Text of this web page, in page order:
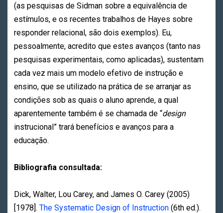
(as pesquisas de Sidman sobre a equivalência de
estímulos, e os recentes trabalhos de Hayes sobre
responder relacional, são dois exemplos). Eu,
pessoalmente, acredito que estes avanços (tanto nas
pesquisas experimentais, como aplicadas), sustentam
cada vez mais um modelo efetivo de instrução e
ensino, que se utilizado na prática de se arranjar as
condições sob as quais o aluno aprende, a qual
aparentemente também é se chamada de “design
instrucional” trará benefícios e avanços para a
educação.
Bibliografia consultada:
Dick, Walter, Lou Carey, and James O. Carey (2005)
[1978]. The Systematic Design of Instruction(6th ed.).